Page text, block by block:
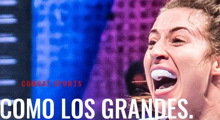
COMBAT SPORTS
LOS GRANDES.